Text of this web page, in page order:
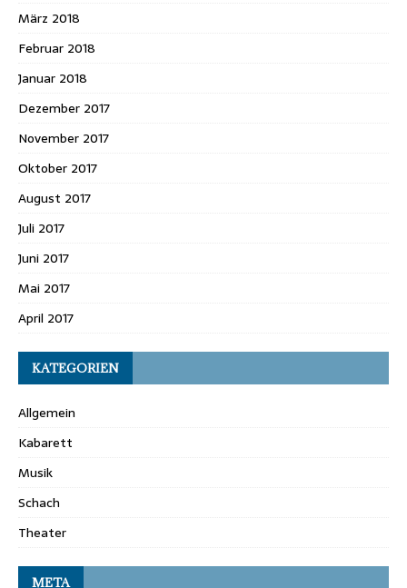
März 2018
Februar 2018
Januar 2018
Dezember 2017
November 2017
Oktober 2017
August 2017
Juli 2017
Juni 2017
Mai 2017
April 2017
KATEGORIEN
Allgemein
Kabarett
Musik
Schach
Theater
META